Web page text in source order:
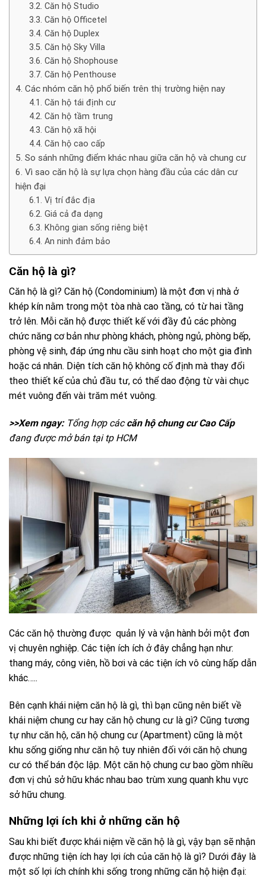
Căn hộ Studio
Căn hộ Officetel
Căn hộ Duplex
Căn hộ Sky Villa
Căn hộ Shophouse
Căn hộ Penthouse
Các nhóm căn hộ phổ biến trên thị trường hiện nay
Căn hộ tái định cư
Căn hộ tầm trung
Căn hộ xã hội
Căn hộ cao cấp
So sánh những điểm khác nhau giữa căn hộ và chung cư
Vì sao căn hộ là sự lựa chọn hàng đầu của các dân cư
hiện đại
Vị trí đắc địa
Giá cả đa dạng
Không gian sống riêng biệt
An ninh đảm bảo
Căn hộ là gì?
Căn hộ là gì? Căn hộ (Condominium) là một đơn vị nhà ở
khép kín nằm trong một tòa nhà cao tầng, có từ hai tầng
trở lên. Mỗi căn hộ được thiết kế với đầy đủ các phòng
chức năng cơ bản như phòng khách, phòng ngủ, phòng bếp,
phòng vệ sinh, đáp ứng nhu cầu sinh hoạt cho một gia đình
hoặc cá nhân. Diện tích căn hộ không cố định mà thay đổi
theo thiết kế của chủ đầu tư, có thể dao động từ vài chục
mét vuông đến vài trăm mét vuông.
>>Xem ngay: Tổng hợp cáccăn hộ chung cư Cao Cấp
đang được mở bán tại tp HCM
Các căn hộ thường được quản lý và vận hành bởi một đơn
vị chuyên nghiệp. Các tiện ích ích ở đây chẳng hạn như:
thang máy, công viên, hồ bơi và các tiện ích vô cùng hấp dẫn
khác…..
Bên cạnh khái niệm căn hộ là gì, thì bạn cũng nên biết về
khái niệm chung cư hay căn hộ chung cư là gì? Cũng tương
tự như căn hộ, căn hộ chung cư (Apartment) cũng là một
khu sống giống như căn hộ tuy nhiên đối với căn hộ chung
cư có thể bán độc lập. Một căn hộ chung cư bao gồm nhiều
đơn vị chủ sở hữu khác nhau bao trùm xung quanh khu vực
sở hữu chung.
Những lợi ích khi ở những căn hộ
Sau khi biết được khái niệm về căn hộ là gì, vậy bạn sẽ nhận
được những tiện ích hay lợi ích của căn hộ là gì? Dưới đây là
một số lợi ích chính khi sống trong những căn hộ hiện đại: